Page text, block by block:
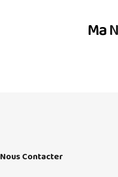
Ma
Nous Contacter